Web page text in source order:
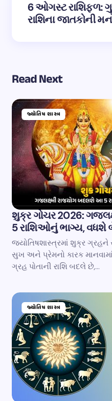
6 ઓગસ્ટ રાશિફળ:
રાશિના જાતકોની
Read Next
જ્યોતિષ શાસ્ત્ર
શુક્ર ગોચર 2026:
5 રાશિઓનું ભાગ્ય,
જ્યોતિષશાસ્ત્રમાં શુક્ર ગ્રહને
સુખ અને પ્રેમનો કારક
ગ્રહ પોતાની રાશિ બદલે છે,…
જ્યોતિષ શાસ્ત્ર